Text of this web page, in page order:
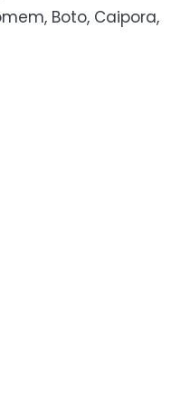
Boto, Caipora,